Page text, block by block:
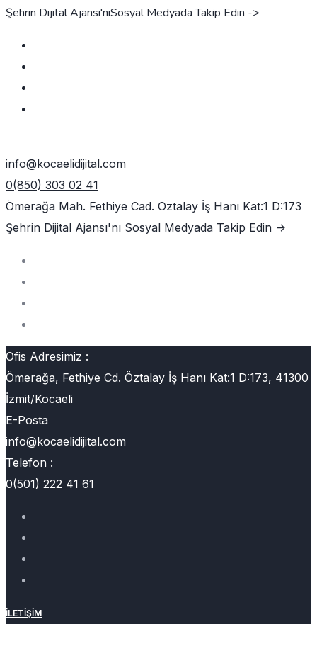
Şehrin Dijital Ajansı'nıSosyal Medyada Takip Edin ->
info@kocaelidijital.com
0(850) 303 02 41
Ömerağa Mah. Fethiye Cad. Öztalay İş Hanı Kat:1 D:173
Şehrin Dijital Ajansı'nı Sosyal Medyada Takip Edin ->
Ofis Adresimiz :
Ömerağa, Fethiye Cd. Öztalay İş Hanı Kat:1 D:173, 41300
İzmit/Kocaeli
E-Posta
info@kocaelidijital.com
Telefon :
0(501) 222 41 61
İLETIŞIM